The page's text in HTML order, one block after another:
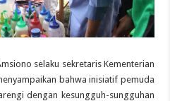
selaku sekretaris Kementerian
bahwa inisiatif pemuda
dengan kesungguh-sungguhan